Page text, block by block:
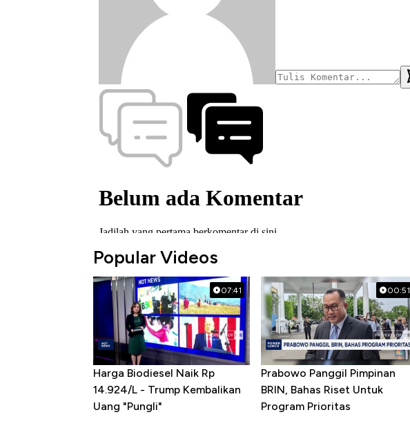
Popular Videos
07:41
Harga Biodiesel Naik Rp
14.924/L - Trump Kembalikan
Uang "Pungli"
00:51
Prabowo Panggil Pimpinan
BRIN, Bahas Riset Untuk
Program Prioritas